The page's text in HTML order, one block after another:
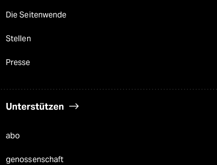
Die Seitenwende
Stellen
Presse
Unterstützen
abo
genossenschaft